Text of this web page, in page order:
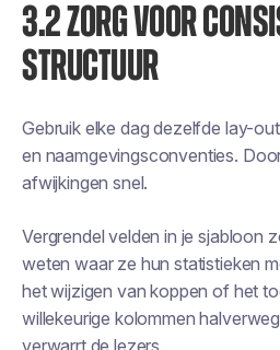
3.2 ZORG VOOR
STRUCTUUR
Gebruik elke dag dezelfde lay-
en naamgevingsconventies.
afwijkingen snel.
Vergrendel velden in je sjabloon
weten waar ze hun statistieken
het wijzigen van koppen of het
willekeurige kolommen
verwarrt de lezers.